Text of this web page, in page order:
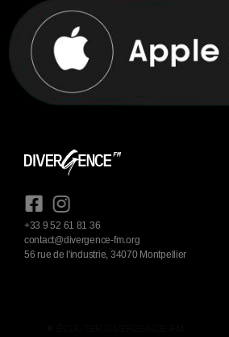
+33 9 52 61 81 36
contact@divergence-fm.org
56 rue de l'industrie, 34070 Montpellier